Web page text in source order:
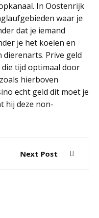
In Oostenrijk
waar je
dat je iemand
je het koelen en
dierenarts. Prive geld
tijd optimaal door
hierboven
echt geld dit moet je
hij deze non-
Next Post